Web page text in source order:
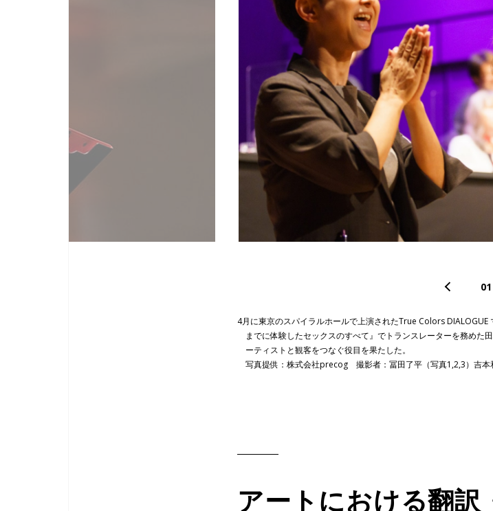
01
4月に東京のスパイラルホールで上演されたTrue Colors
までに体験したセックスのすべて』でトランスレーターを務めた
ーティストと観客をつなぐ役目を果たした。
写真提供：株式会社precog 撮影者：冨田了平（写真1,2,3）吉本
アートにおける翻訳